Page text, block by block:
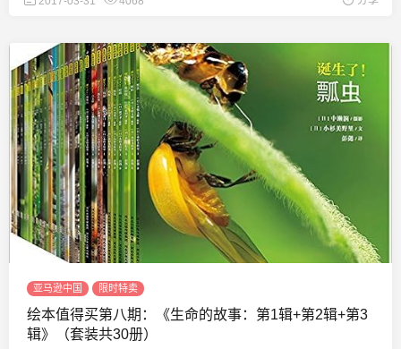
亚马逊中国 限时特卖
绘本值得买第八期：《生命的故事：第1辑+第2辑+第3
辑》（套装共30册）